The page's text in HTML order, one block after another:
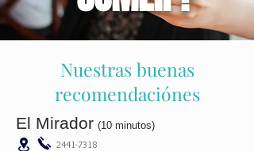
Nuestras buenas
recomendaciónes
El Mirador (10 minutos)
2441-7318